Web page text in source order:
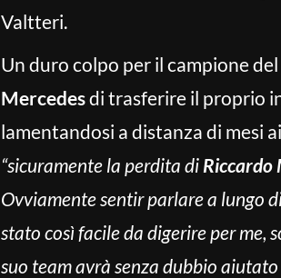
Valtteri.
Un duro colpo per il campione
Mercedesdi trasferire il proprio
lamentandosi a distanza di mesi
“sicuramente la perdita di Riccardo
Ovviamente sentir parlare a lungo
stato così facile da digerire per me,
suo team avrà senza dubbio aiutato